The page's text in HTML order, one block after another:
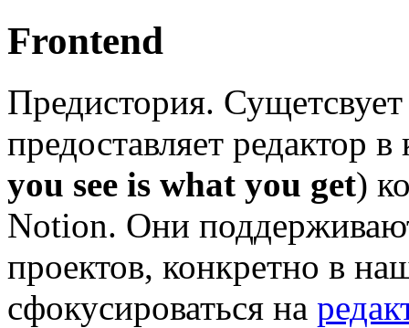
Frontend
Предистория.
предоставляет редактор
you see is what you get)
Notion. Они
проектов, конкретно в
сфокусироваться на